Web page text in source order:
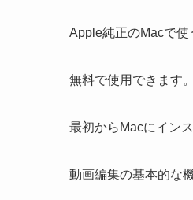
Apple純正のMacで使
無料で使用できます。
最初からMacにイン
動画編集の基本的な